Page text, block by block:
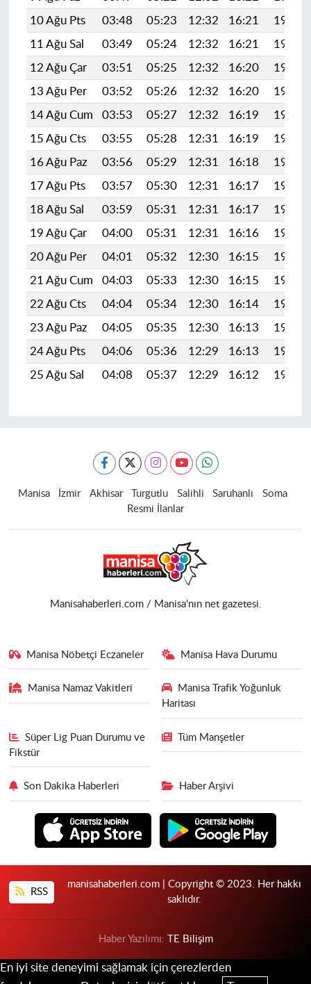
10 Ağu Pts
03:48 05:23 12:32 16:21
19:31
11 Ağu Sal
03:49 05:24 12:32 16:21
19:30
12 Ağu Çar
03:51 05:25 12:32 16:20
19:29
13 Ağu Per
03:52 05:26 12:32 16:20
19:28
14 Ağu Cum
03:53 05:27 12:32 16:19
19:26
15 Ağu Cts
03:55 05:28 12:31 16:19
19:25
16 Ağu Paz
03:56 05:29 12:31 16:18
19:24
17 Ağu Pts
03:57 05:30 12:31 16:17
19:22
18 Ağu Sal
03:59 05:31 12:31 16:17
19:21
19 Ağu Çar
04:00 05:31 12:31 16:16
19:20
20 Ağu Per
04:01 05:32 12:30 16:15
19:18
21 Ağu Cum
04:03 05:33 12:30 16:15
19:17
22 Ağu Cts
04:04 05:34 12:30 16:14
19:16
23 Ağu Paz
04:05 05:35 12:30 16:13
19:14
24 Ağu Pts
04:06 05:36 12:29 16:13
19:13
25 Ağu Sal
04:08 05:37 12:29 16:12 19:11
Manisa İzmir Akhisar Turgutlu Salihli Saruhanlı
Soma
Resmi İlanlar
Manisahaberleri.com / Manisa'nın net gazetesi.
Manisa Nöbetçi Eczaneler Manisa Hava Durumu
Manisa Namaz Vakitleri
Manisa Trafik Yoğunluk
Haritası
Süper Lig Puan Durumu ve
Fikstür
Tüm Manşetler
Son Dakika Haberleri Haber Arşivi
RSS
manisahaberleri.com | Copyright © 2023. Her hakkı
saklıdır.
Haber Yazılımı: TE Bilişim
En iyi site deneyimi sağlamak için çerezlerden